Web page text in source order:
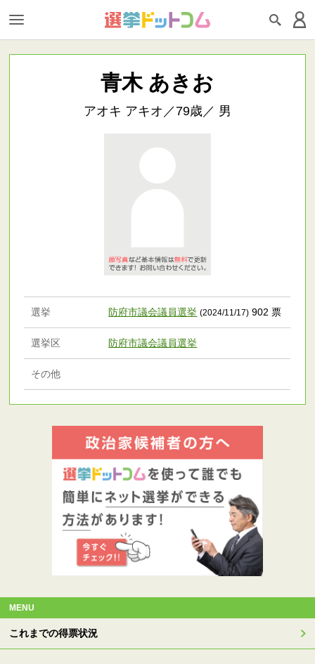
青木 あきお
アオキ アキオ／79歳／ 男
選挙 防府市議会議員選挙 (2024/11/17) 902 票
選挙区 防府市議会議員選挙
その他
MENU
これまでの得票状況